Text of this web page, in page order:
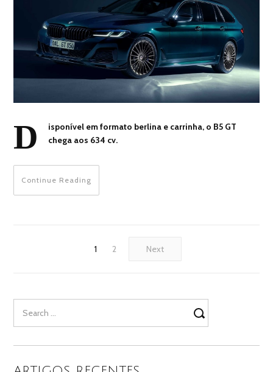
D
isponível em formato berlina e carrinha, o B5 GT
chega aos 634 cv.
Continue Reading
1 2 Next
for: